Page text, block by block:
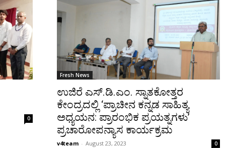
0
Fresh News
ಉಜಿರೆ ಎಸ್.ಡಿ.ಎಂ. ಸ್ನಾತಕೋತ್ತರ
ಕೇಂದ್ರದಲ್ಲಿ ‘ಪ್ರಾಚೀನ ಕನ್ನಡ ಸಾಹಿತ್ಯ
ಅಧ್ಯಯನ: ಪ್ರಾರಂಭಿಕ ಪ್ರಯತ್ನಗಳು’
ಪ್ರಚಾರೋಪನ್ಯಾಸ ಕಾರ್ಯಕ್ರಮ
v4team - August 23, 2023 0